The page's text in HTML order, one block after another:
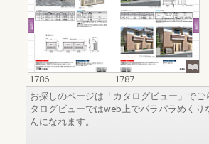
1786
1787
お探しのページは「カタログビュー」でご
タログビューではweb上でパラパラめくり
んになれます。